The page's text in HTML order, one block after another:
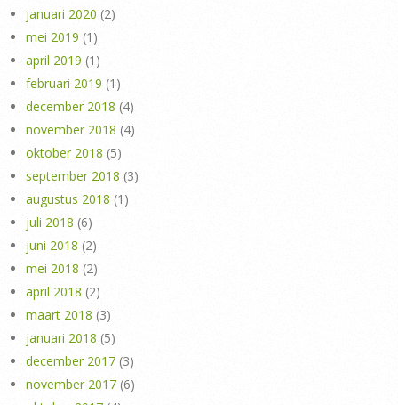
januari 2020 (2)
mei 2019 (1)
april 2019 (1)
februari 2019 (1)
december 2018 (4)
november 2018 (4)
oktober 2018 (5)
september 2018 (3)
augustus 2018 (1)
juli 2018 (6)
juni 2018 (2)
mei 2018 (2)
april 2018 (2)
maart 2018 (3)
januari 2018 (5)
december 2017 (3)
november 2017 (6)